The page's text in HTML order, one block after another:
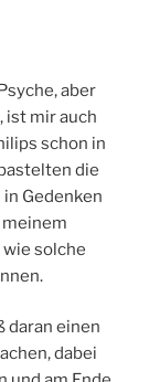
aber
ist mir auch
schon in
die
Gedenken
solche
daran einen
dabei